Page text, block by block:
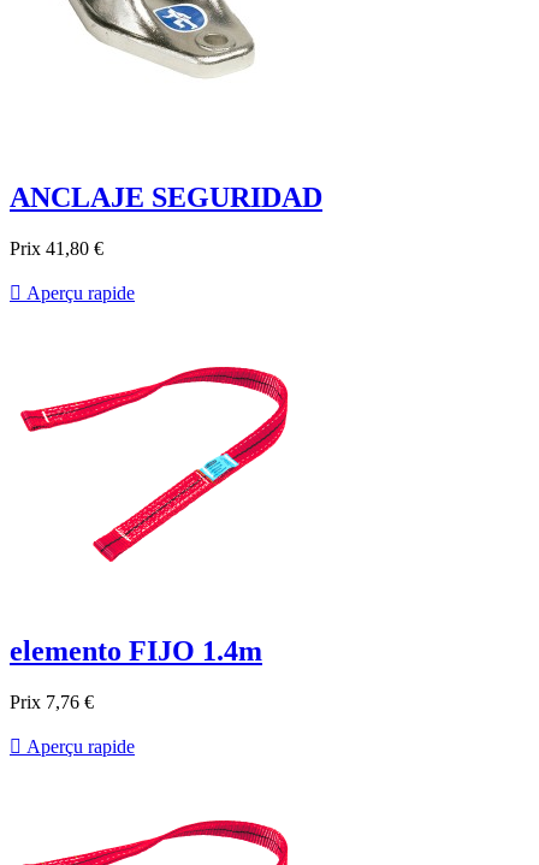
ANCLAJE SEGURIDAD
Prix 41,80 €
 Aperçu rapide
elemento FIJO 1.4m
Prix 7,76 €
 Aperçu rapide